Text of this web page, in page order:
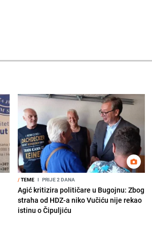
/TEME I PRIJE 2 DANA
Agić kritizira političare u Bugojnu: Zbog
straha od HDZ-a niko Vučiću nije rekao
istinu o Čipuljiću